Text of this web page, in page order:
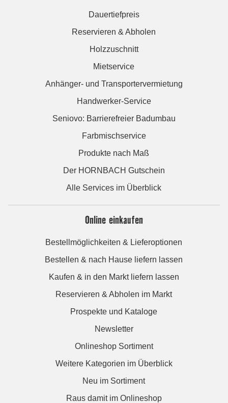
Dauertiefpreis
Reservieren & Abholen
Holzzuschnitt
Mietservice
Anhänger- und Transportervermietung
Handwerker-Service
Seniovo: Barrierefreier Badumbau
Farbmischservice
Produkte nach Maß
Der HORNBACH Gutschein
Alle Services im Überblick
Online einkaufen
Bestellmöglichkeiten & Lieferoptionen
Bestellen & nach Hause liefern lassen
Kaufen & in den Markt liefern lassen
Reservieren & Abholen im Markt
Prospekte und Kataloge
Newsletter
Onlineshop Sortiment
Weitere Kategorien im Überblick
Neu im Sortiment
Raus damit im Onlineshop